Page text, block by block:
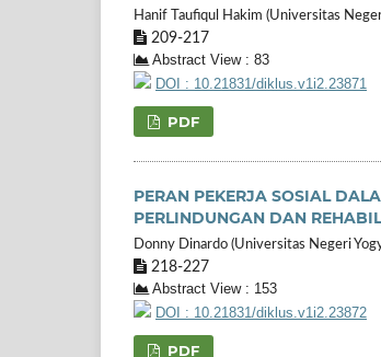
Hanif Taufiqul Hakim (Universitas
209-217
Abstract View : 83
DOI : 10.21831/diklus.v1i2.23871
PDF
PERAN PEKERJA SOSIAL
PERLINDUNGAN DAN
Donny Dinardo (Universitas Negeri
218-227
Abstract View : 153
DOI : 10.21831/diklus.v1i2.23872
PDF